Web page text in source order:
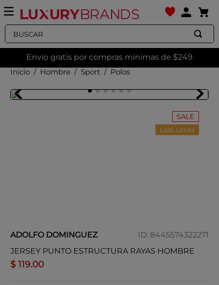
Buscar
Envío gratis por compras mínimas de $249
Hombre
Sport Polos
SALE
Last Units
ADOLFO DOMINGUEZ ID: 8445574322271
JERSEY PUNTO ESTRUCTURA RAYAS HOMBRE
$ 119.00